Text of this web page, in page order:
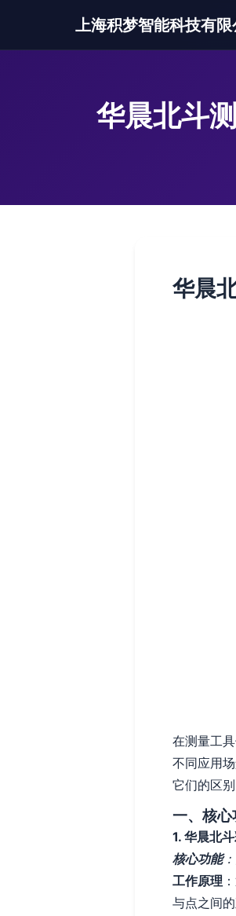
上海积梦智能科技有限
华晨北斗
华晨
在测量工
不同应用
它们的区
一、核
1. 华晨北
核心功能：
工作原理
与点之间